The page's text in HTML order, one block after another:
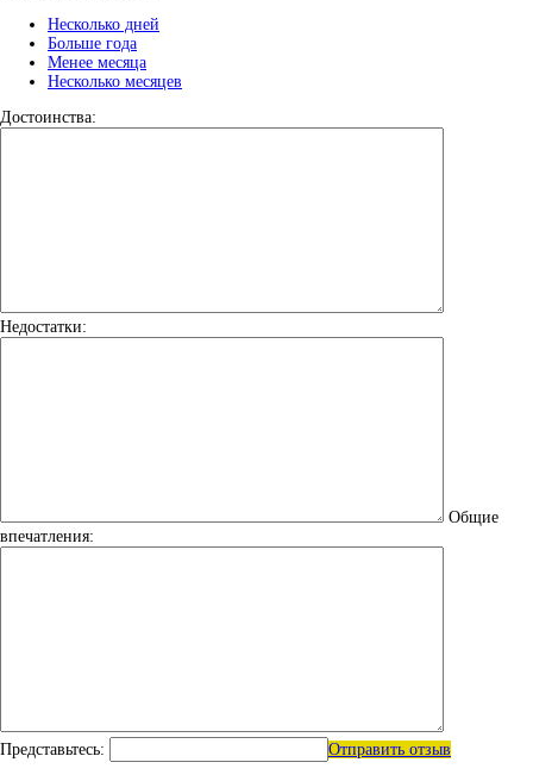
Несколько дней
Больше года
Менее месяца
Несколько месяцев
Достоинства:
Недостатки:
Общие
впечатления:
Представьтесь: Отправить отзыв